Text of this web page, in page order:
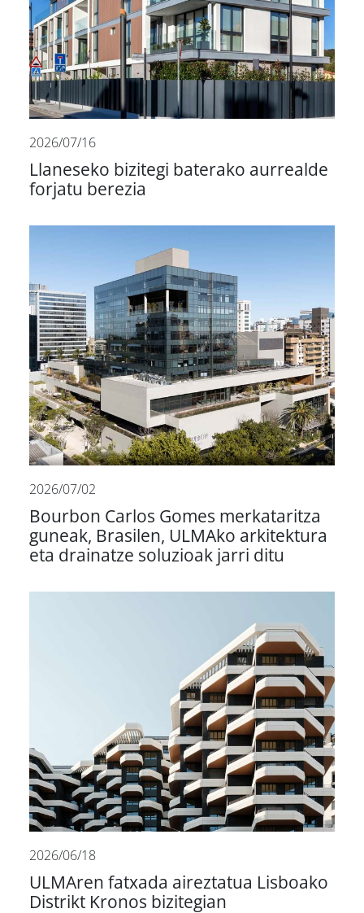
2026/07/16
Llaneseko bizitegi baterako aurrealde
forjatu berezia
2026/07/02
Bourbon Carlos Gomes merkataritza
guneak, Brasilen, ULMAko arkitektura
eta drainatze soluzioak jarri ditu
2026/06/18
ULMAren fatxada aireztatua Lisboako
Distrikt Kronos bizitegian